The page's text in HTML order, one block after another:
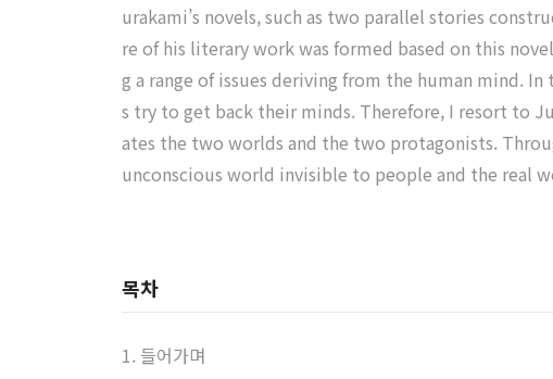
urakami’s novels, such as two parallel stories
re of his literary work was formed based on this
g a range of issues deriving from the human mind.
s try to get back their minds. Therefore, I resort to
ates the two worlds and the two protagonists.
unconscious world invisible to people and the real
목차
1. 들어가며